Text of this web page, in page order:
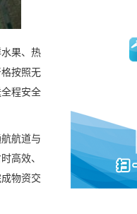
果、热
按照无
程安全
航道与
高效、
物资交